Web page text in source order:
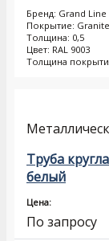
Бренд: Grand Line
Покрытие:
Толщина: 0,5
Цвет: RAL 9003
Толщина
Труба
белый
Цена:
По запросу